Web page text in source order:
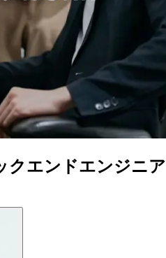
クエンドエンジニア